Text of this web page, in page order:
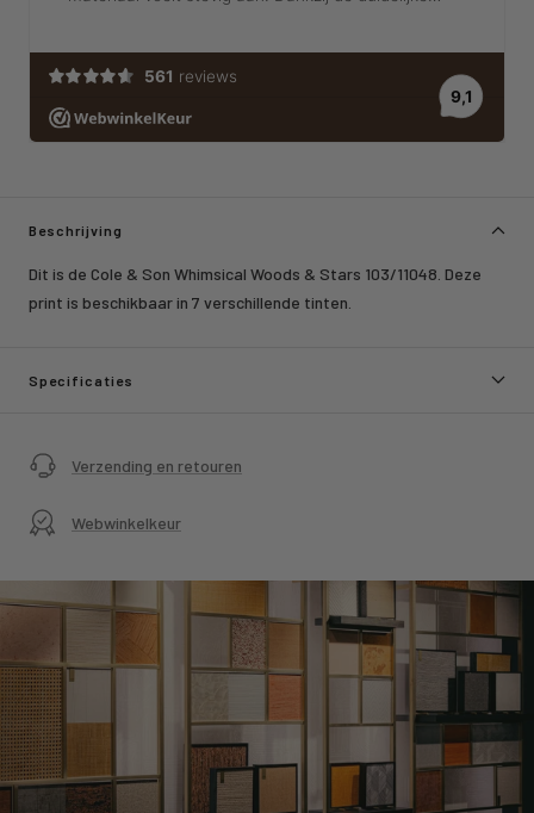
Beschrijving
Dit is de Cole & Son Whimsical Woods & Stars 103/11048. Deze
print is beschikbaar in 7 verschillende tinten.
Specificaties
Verzending en retouren
Webwinkelkeur